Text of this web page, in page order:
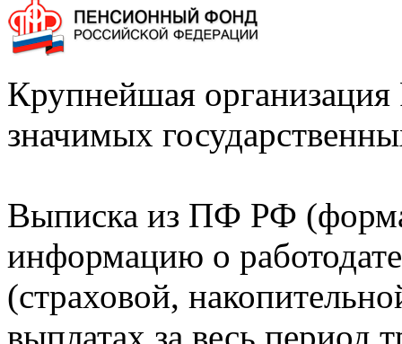
Крупнейшая
значимых
Выписка из ПФ РФ
информацию о
(страховой,
выплатах за весь период